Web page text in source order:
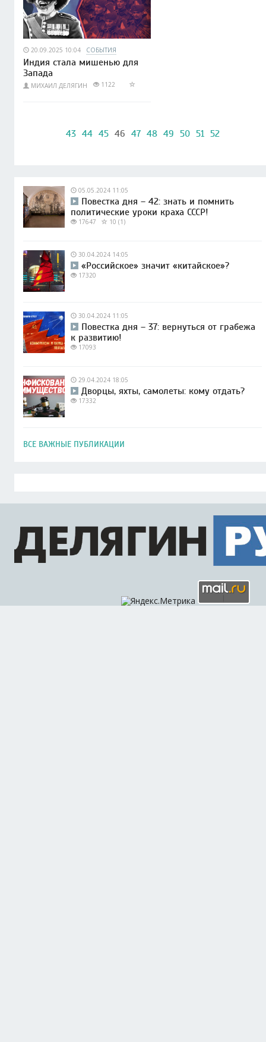
20.09.2025 10:04 СОБЫТИЯ
Индия стала мишенью для
Запада
МИХАИЛ ДЕЛЯГИН 1122
43 44 45 46 47 48 49 50 51 52
05.05.2024 11:05
Повестка дня – 42: знать и помнить
политические уроки краха СССР!
17647 10 (1)
30.04.2024 14:05
«Российское» значит «китайское»?
17320
30.04.2024 11:05
Повестка дня – 37: вернуться от грабежа
к развитию!
17093
29.04.2024 18:05
Дворцы, яхты, самолеты: кому отдать?
17332
ВСЕ ВАЖНЫЕ ПУБЛИКАЦИИ